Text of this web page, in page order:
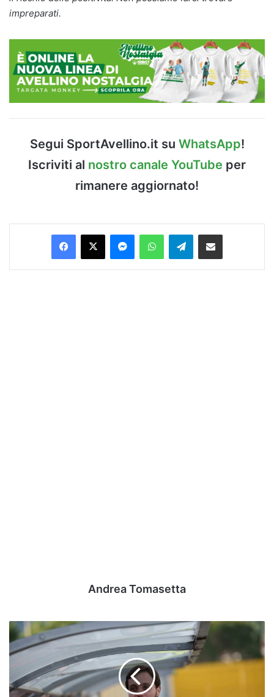
impreparati.
Segui SportAvellino.it su WhatsApp!
Iscriviti al nostro canale YouTube per
rimanere aggiornato!
Facebook
X MessengerWhatsAppTelegramCondividi via Email
Andrea Tomasetta
Teramo,
Musa:
“Abbiamo
parlato
con
l’agente